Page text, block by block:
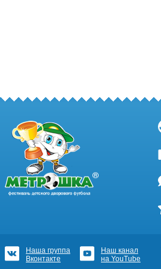
Наша группа
Вконтакте
Наш канал
на YouTube